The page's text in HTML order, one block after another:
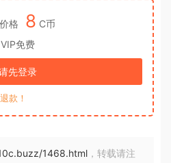
格 8 C币
VIP免费
先登录
款！
1468.html ，转载请注